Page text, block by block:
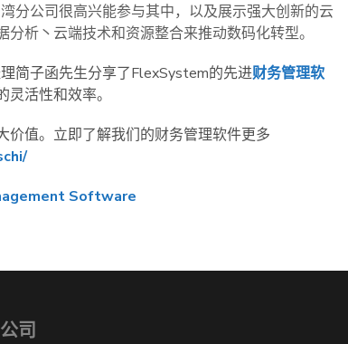
分公司很高兴能参与其中，以及展示强大创新的云
析丶云端技术和资源整合来推动数码化转型。
简子函先生分享了FlexSystem的先进财务管理软
活性和效率。
值。立即了解我们的财务管理软件更多
Software
公司